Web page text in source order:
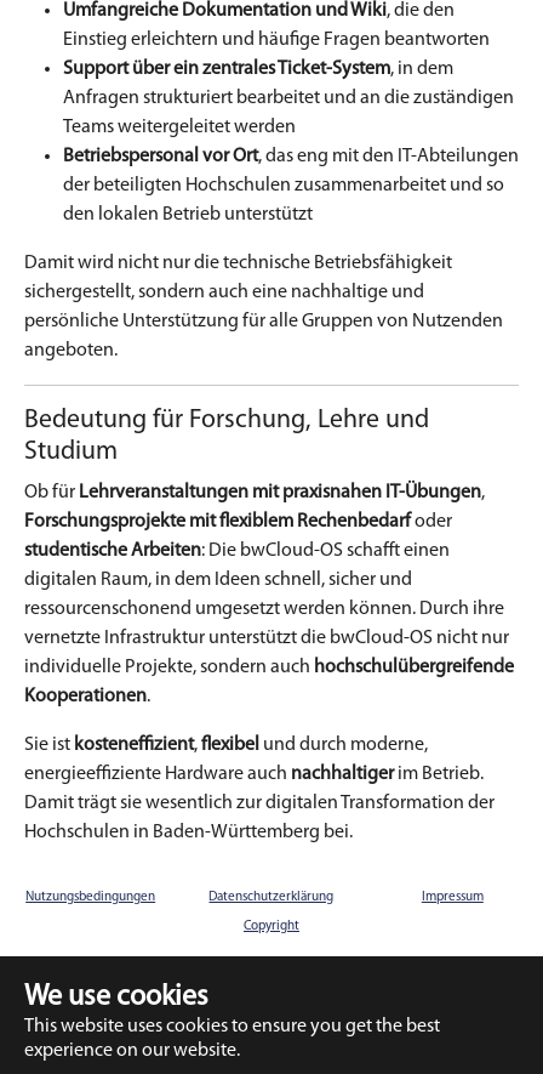
We use cookies
This website uses cookies to ensure you get the best
experience on our website.
Umfangreiche Dokumentation und Wiki, die den
Einstieg erleichtern und häufige Fragen beantworten
Support über ein zentrales Ticket-System, in dem
Anfragen strukturiert bearbeitet und an die zuständigen
Teams weitergeleitet werden
Betriebspersonal vor Ort, das eng mit den IT-Abteilungen
der beteiligten Hochschulen zusammenarbeitet und so
den lokalen Betrieb unterstützt
Damit wird nicht nur die technische Betriebsfähigkeit
sichergestellt, sondern auch eine nachhaltige und
persönliche Unterstützung für alle Gruppen von Nutzenden
angeboten.
Bedeutung für Forschung, Lehre und
Studium
Ob für Lehrveranstaltungen mit praxisnahen IT-Übungen,
Forschungsprojekte mit flexiblem Rechenbedarfoder
studentische Arbeiten: Die bwCloud-OS schafft einen
digitalen Raum, in dem Ideen schnell, sicher und
ressourcenschonend umgesetzt werden können. Durch ihre
vernetzte Infrastruktur unterstützt die bwCloud-OS nicht nur
individuelle Projekte, sondern auch hochschulübergreifende
Kooperationen.
Sie ist kosteneffizient,flexibel und durch moderne,
energieeffiziente Hardware auch nachhaltigerim Betrieb.
Damit trägt sie wesentlich zur digitalen Transformation der
Hochschulen in Baden-Württemberg bei.
Nutzungsbedingungen Datenschutzerklärung Impressum
Copyright
Deutsch
English